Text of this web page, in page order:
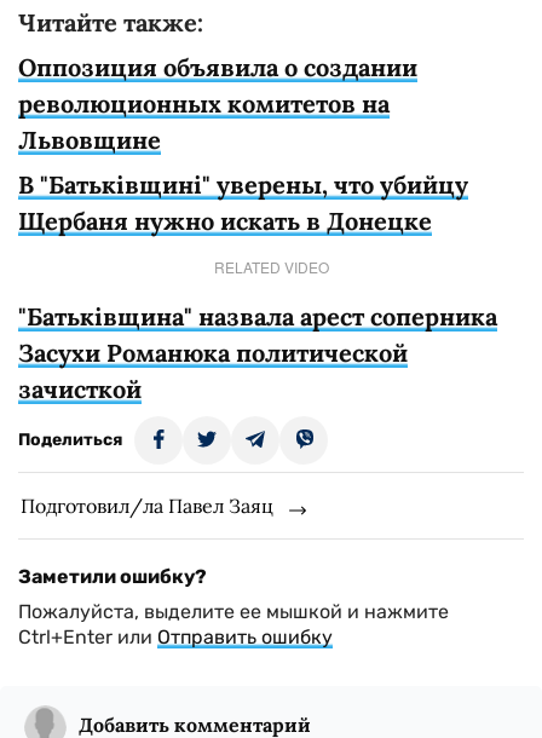
Читайте также:
Оппозиция объявила о создании
революционных комитетов на
Львовщине
В "Батьківщині" уверены, что убийцу
Щербаня нужно искать в Донецке
RELATED VIDEO
"Батьківщина" назвала арест соперника
Засухи Романюка политической
зачисткой
Поделиться
Подготовил/ла Павел Заяц
Заметили ошибку?
Пожалуйста, выделите ее мышкой и нажмите
Ctrl+Enter или Отправить ошибку
Добавить комментарий